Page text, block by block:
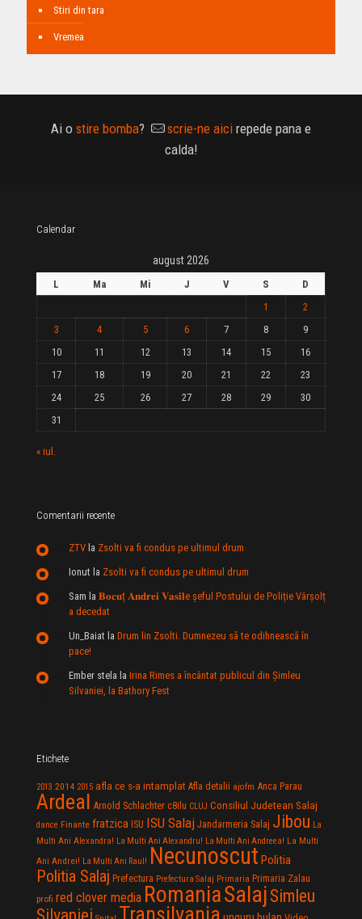
Stiri din tara
Vremea
Ai o stire bomba? scrie-ne aici repede pana e
calda!
Calendar
august 2026
L Ma Mi J V S
D
1
2
3
4 5 6 7 8
9
10
11 12 13 14 15
16
17
18 19 20 21 22
23
24
25 26 27 28 29
30
31
« iul.
Comentarii recente
ZTV la Zsolti va fi condus pe ultimul drum
Ionut la Zsolti va fi condus pe ultimul drum
Sam la 𝐁𝐨𝐜𝐮ț 𝐀𝐧𝐝𝐫𝐞𝐢 𝐕𝐚𝐬𝐢𝐥e şeful Postului de Poliție Vârșolț
a decedat
Un_Baiat la Drum lin Zsolti. Dumnezeu sã te odihneascã în
pace!
Ember stela la Irina Rimes a încântat publicul din Şimleu
Silvaniei, la Bathory Fest
Etichete
2013 2014 2015 afla ce s-a intamplat Afla detalii ajofm Anca Parau
Ardeal Arnold Schlachter c8ilu CLUJ Consiliul Judetean Salaj
dance Finante fratzica ISU ISU Salaj Jandarmeria Salaj Jibou La
Multi Ani Alexandra! La Multi Ani Alexandru! La Multi Ani Andreea! La Multi
Ani Andrei! La Multi Ani Raul! Necunoscut Politia
Politia Salaj Prefectura Prefectura Salaj Primaria Primaria Zalau
profi red clover media RomaniaSalaj Simleu